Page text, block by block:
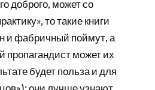
доброго, может со
то такие книги
и фабричный поймут, а
может их
будет польза и для